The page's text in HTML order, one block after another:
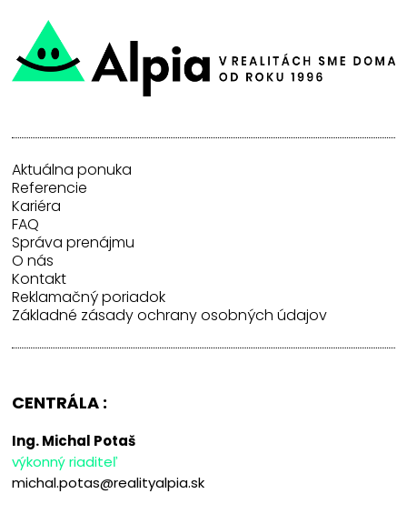
Aktuálna ponuka
Referencie
Kariéra
FAQ
Správa prenájmu
O nás
Kontakt
Reklamačný poriadok
Základné zásady ochrany osobných údajov
CENTRÁLA :
Ing. Michal Potaš
výkonný riaditeľ
michal.potas@realityalpia.sk